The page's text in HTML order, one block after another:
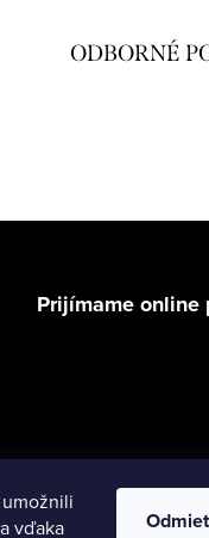
vďaka
ODBORNÉ
Prijímame online